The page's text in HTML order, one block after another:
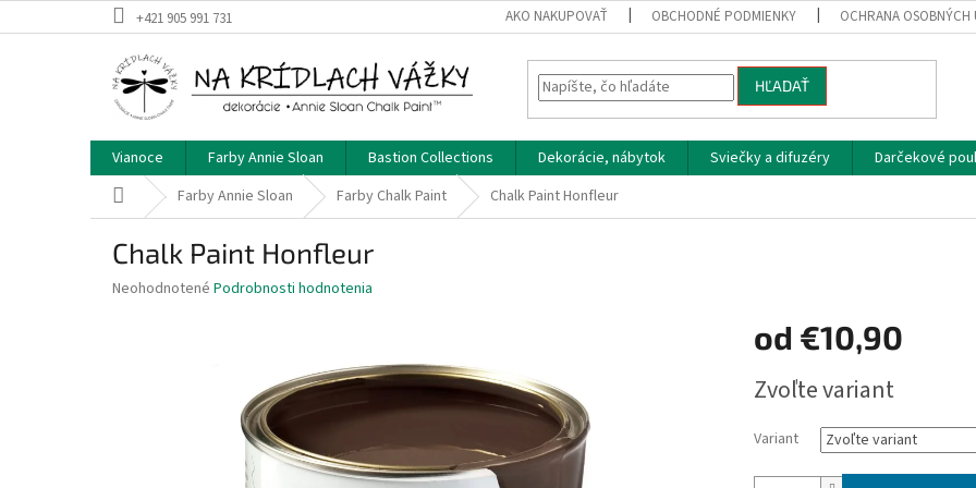
na
+421 905 991 731 AKO NAKUPOVAŤ OBCHODNÉ PODMIENKY OCHRANA OSOBNÝCH
HĽADAŤ
Vianoce Farby Annie Sloan Bastion Collections Dekorácie, nábytok Sviečky a difuzéry Darčekové
DomovFarby Annie Sloan Farby Chalk Paint Chalk Paint Honfleur
Chalk Paint Honfleur
Priemerné
Neohodnotené Podrobnosti hodnotenia
od €10,90
cena:
Zvoľte variant
Variant